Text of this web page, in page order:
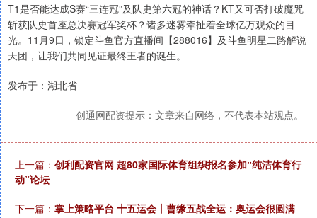
T1是否能达成S赛“三连冠”及队史第六冠的神话？KT又可否打破魔咒
斩获队史首座总决赛冠军奖杯？诸多迷雾牵扯着全球亿万观众的目
光。11月9日，锁定斗鱼官方直播间【288016】及斗鱼明星二路解说
天团，让我们共同见证最终王者的诞生。
发布于：湖北省
创通网配资提示：文章来自网络，不代表本站观点。
上一篇： 创利配资官网 超80家国际体育组织报名参加“纯洁体育行
动”论坛
下一篇： 掌上策略平台 十五运会丨曹缘五战全运：奥运会很圆满